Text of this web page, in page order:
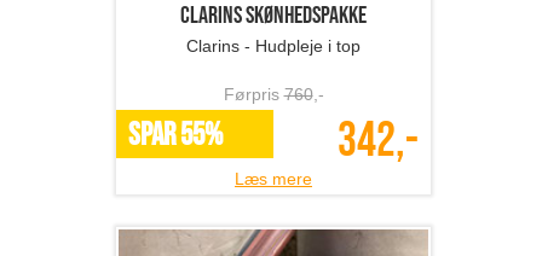
Clarins Skønhedspakke
Clarins - Hudpleje i top
Førpris760,-
SPAR 55% 342,-
Læs mere